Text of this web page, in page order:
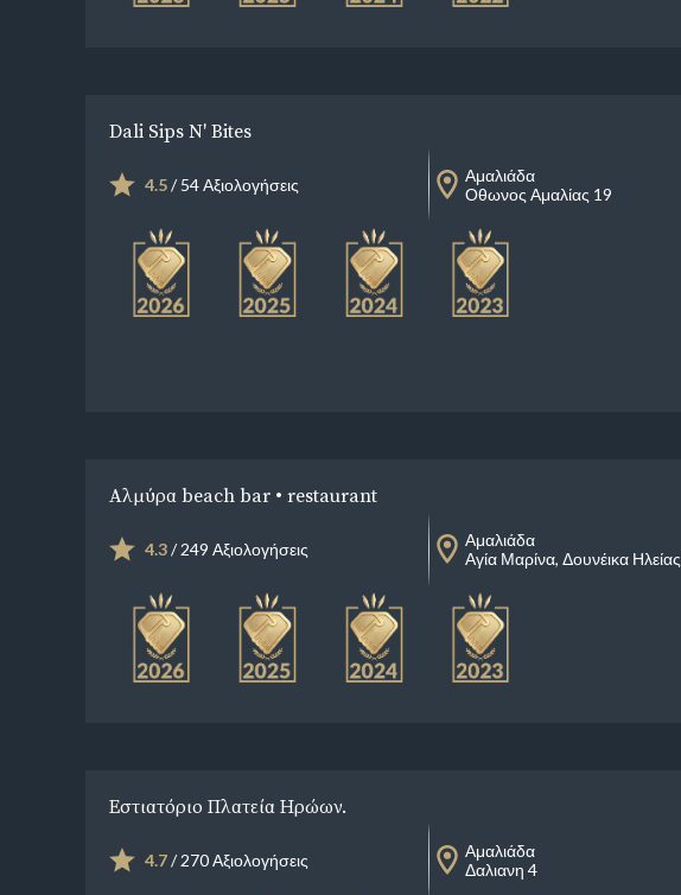
Dali Sips N' Bites
4.5/ 54 Αξιολογήσεις
Αμαλιάδα
Οθωνος Αμαλίας 19
Αλμύρα beach bar • restaurant
4.3/ 249 Αξιολογήσεις
Αμαλιάδα
Αγία Μαρίνα, Δουνέικα Ηλείας
Εστιατόριο Πλατεία Ηρώων.
4.7/ 270 Αξιολογήσεις
Αμαλιάδα
Δαλιανη 4